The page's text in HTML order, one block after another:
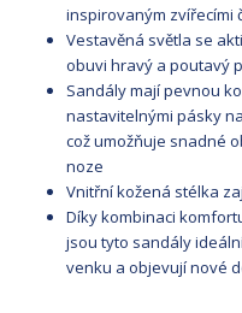
inspirovaným zvířecími
Vestavěná světla se
obuvi hravý a poutavý
Sandály mají pevnou
nastavitelnými pásky
což umožňuje snadné
noze
Vnitřní kožená stélka
Díky kombinaci
jsou tyto sandály
venku a objevují nové